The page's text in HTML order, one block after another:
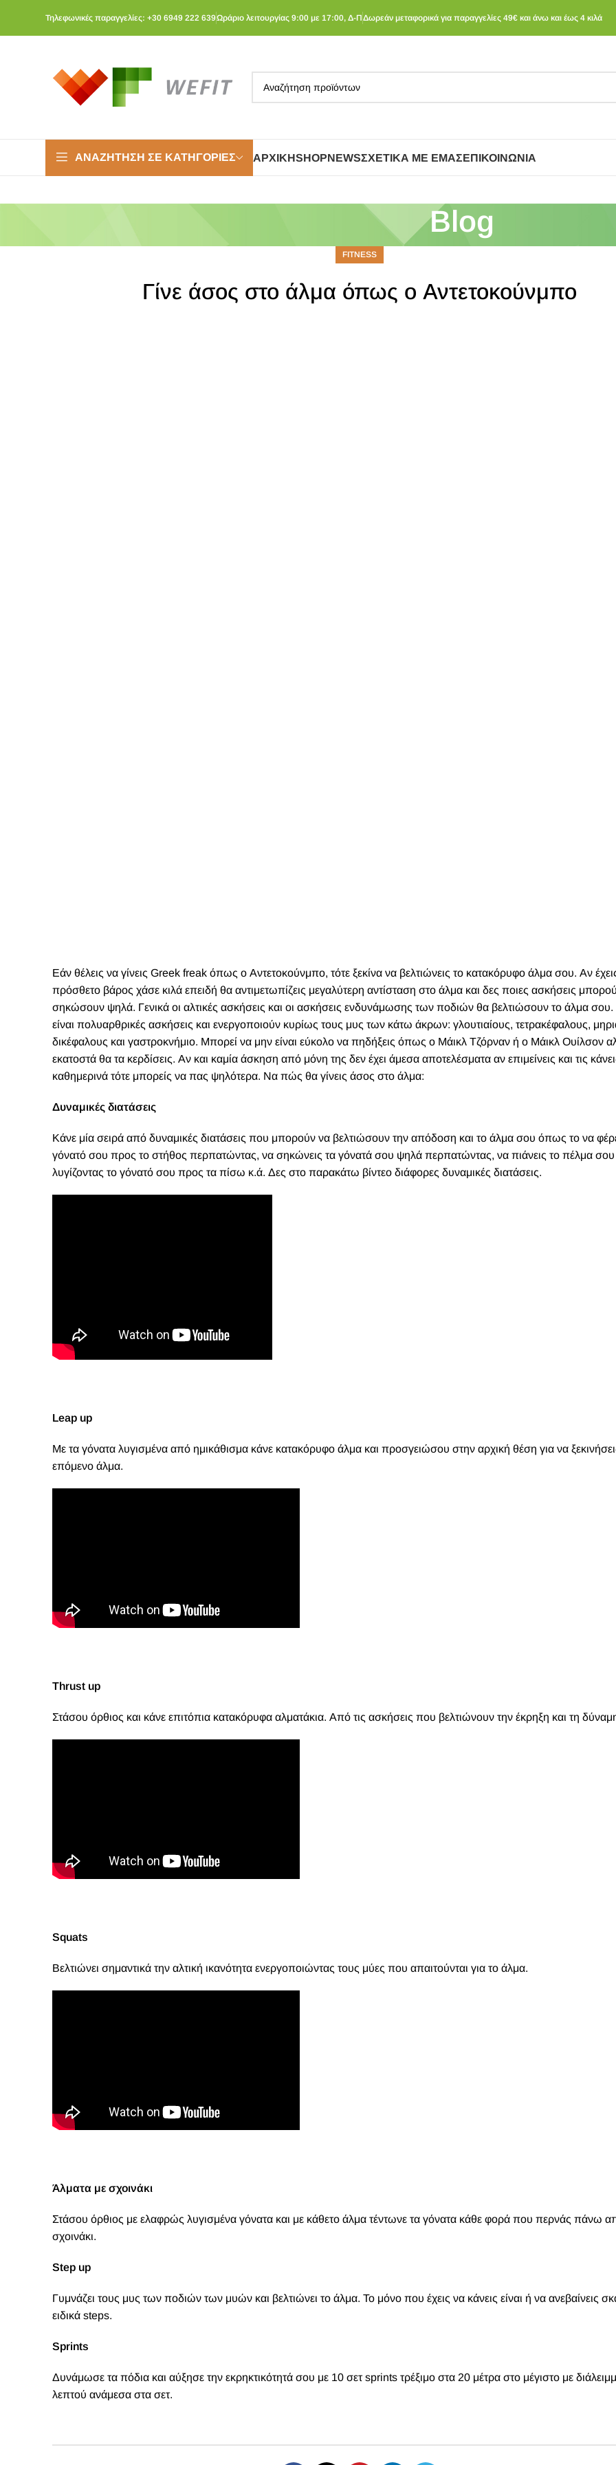
Τηλεφωνικές παραγγελίες: +30 6949 222 639Ωράριο λειτουργίας 9:00 με 17:00, Δ-ΠΔωρεάν μεταφορικά για παραγγελίες 49€ και άνω και έως 4 κιλά
ΑΝΑΖΉΤΗΣΗ ΣΕ ΚΑΤΗΓΟΡΊΕΣ ΑΡΧΙΚΉSHOPNEWSΣΧΕΤΙΚΆ ΜΕ ΕΜΆΣΕΠΙΚΟΙΝΩΝΊΑ
Blog
FITNESS
Γίνε άσος στο άλμα όπως ο Αντετοκούνμπο
Εάν θέλεις να γίνεις Greek freak όπως ο Αντετοκούνμπο, τότε ξεκίνα να βελτιώνεις το κατακόρυφο άλμα σου. Αν
πρόσθετο βάρος χάσε κιλά επειδή θα αντιμετωπίζεις μεγαλύτερη αντίσταση στο άλμα και δες ποιες ασκήσεις
σηκώσουν ψηλά. Γενικά οι αλτικές ασκήσεις και οι ασκήσεις ενδυνάμωσης των ποδιών θα βελτιώσουν το άλμα
είναι πολυαρθρικές ασκήσεις και ενεργοποιούν κυρίως τους μυς των κάτω άκρων: γλουτιαίους, τετρακέφαλους,
δικέφαλους και γαστροκνήμιο. Μπορεί να μην είναι εύκολο να πηδήξεις όπως ο Μάικλ Τζόρναν ή ο Μάικλ Ουίλσον
εκατοστά θα τα κερδίσεις. Αν και καμία άσκηση από μόνη της δεν έχει άμεσα αποτελέσματα αν επιμείνεις και τις
καθημερινά τότε μπορείς να πας ψηλότερα. Να πώς θα γίνεις άσος στο άλμα:
Δυναμικές διατάσεις
Κάνε μία σειρά από δυναμικές διατάσεις που μπορούν να βελτιώσουν την απόδοση και το άλμα σου όπως το να
γόνατό σου προς το στήθος περπατώντας, να σηκώνεις τα γόνατά σου ψηλά περπατώντας, να πιάνεις το πέλμα σου
λυγίζοντας το γόνατό σου προς τα πίσω κ.ά. Δες στο παρακάτω βίντεο διάφορες δυναμικές διατάσεις.
Leap up
Με τα γόνατα λυγισμένα από ημικάθισμα κάνε κατακόρυφο άλμα και προσγειώσου στην αρχική θέση για να
επόμενο άλμα.
Thrust up
Στάσου όρθιος και κάνε επιτόπια κατακόρυφα αλματάκια. Από τις ασκήσεις που βελτιώνουν την έκρηξη και τη
Squats
Βελτιώνει σημαντικά την αλτική ικανότητα ενεργοποιώντας τους μύες που απαιτούνται για το άλμα.
Άλματα με σχοινάκι
Στάσου όρθιος με ελαφρώς λυγισμένα γόνατα και με κάθετο άλμα τέντωνε τα γόνατα κάθε φορά που περνάς πάνω
σχοινάκι.
Step up
Γυμνάζει τους μυς των ποδιών των μυών και βελτιώνει το άλμα. Το μόνο που έχεις να κάνεις είναι ή να ανεβαίνεις
ειδικά steps.
Sprints
Δυνάμωσε τα πόδια και αύξησε την εκρηκτικότητά σου με 10 σετ sprints τρέξιμο στα 20 μέτρα στο μέγιστο με
λεπτού ανάμεσα στα σετ.